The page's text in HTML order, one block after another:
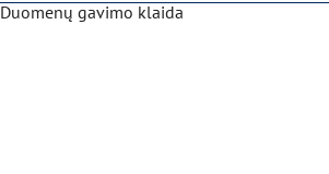
Duomenų gavimo klaida